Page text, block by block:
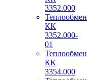
3352.000
КК
3352.000-
01
КК
3354.000